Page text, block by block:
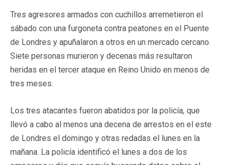
Tres agresores armados con cuchillos arremetieron el
sábado con una furgoneta contra peatones en el Puente
de Londres y apuñalaron a otros en un mercado cercano.
Siete personas murieron y decenas más resultaron
heridas en el tercer ataque en Reino Unido en menos de
tres meses.
Los tres atacantes fueron abatidos por la policía, que
llevó a cabo al menos una decena de arrestos en el este
de Londres el domingo y otras redadas el lunes en la
mañana. La policía identificó el lunes a dos de los